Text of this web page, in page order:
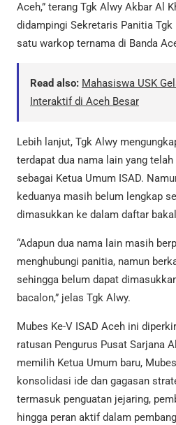
Aceh,” terang Tgk Alwy Akbar Al
didampingi Sekretaris Panitia
satu warkop ternama di Banda
Read also: Mahasiswa USK
Interaktif di Aceh Besar
Lebih lanjut, Tgk Alwy
terdapat dua nama lain yang
sebagai Ketua Umum ISAD.
keduanya masih belum lengkap
dimasukkan ke dalam daftar
“Adapun dua nama lain masih
menghubungi panitia, namun
sehingga belum dapat
bacalon,” jelas Tgk Alwy.
Mubes Ke-V ISAD Aceh ini
ratusan Pengurus Pusat Sarjana
memilih Ketua Umum baru,
konsolidasi ide dan gagasan
termasuk penguatan jejaring,
hingga peran aktif dalam